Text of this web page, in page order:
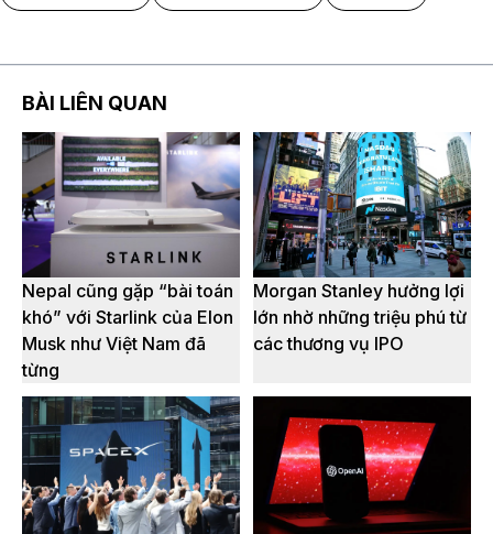
BÀI LIÊN QUAN
Nepal cũng gặp “bài toán
khó” với Starlink của Elon
Musk như Việt Nam đã
từng
Morgan Stanley hưởng lợi
lớn nhờ những triệu phú từ
các thương vụ IPO